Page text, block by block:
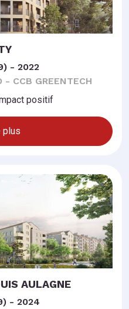
- 2022
- CCB GREENTECH
positif
plus
AULAGNE
- 2024